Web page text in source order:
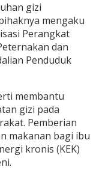
gizi
mengaku
Perangkat
dan
Penduduk
membantu
gizi pada
Pemberian
makanan bagi ibu
kronis (KEK)